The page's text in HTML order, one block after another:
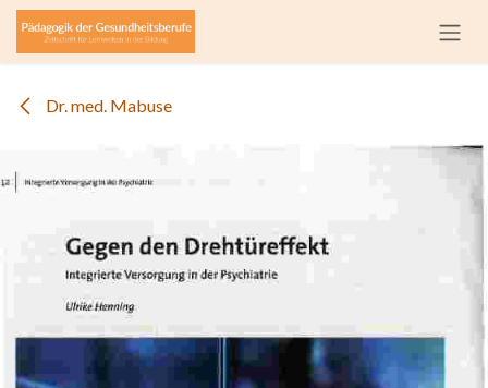
Zum Inhalt springen
Dr. med. Mabuse